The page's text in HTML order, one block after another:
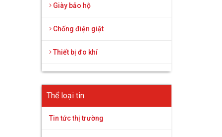
Giày bảo hộ
Chống điện giật
Thiết bị đo khí
Thể loại tin
Tin tức thị trường